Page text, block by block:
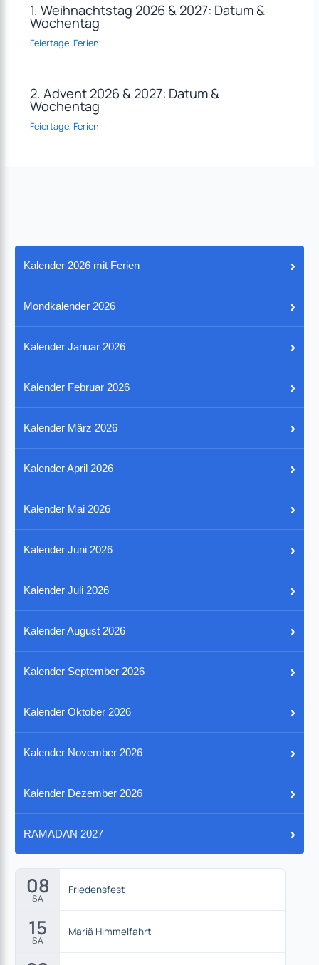
1. Weihnachtstag 2026 & 2027: Datum &
Wochentag
Feiertage, Ferien
2. Advent 2026 & 2027: Datum &
Wochentag
Feiertage, Ferien
Kalender 2026 mit Ferien ›
Mondkalender 2026 ›
Kalender Januar 2026 ›
Kalender Februar 2026 ›
Kalender März 2026 ›
Kalender April 2026 ›
Kalender Mai 2026 ›
Kalender Juni 2026 ›
Kalender Juli 2026 ›
Kalender August 2026 ›
Kalender September 2026 ›
Kalender Oktober 2026 ›
Kalender November 2026 ›
Kalender Dezember 2026 ›
RAMADAN 2027 ›
08
SA
Friedensfest
15
SA
Mariä Himmelfahrt